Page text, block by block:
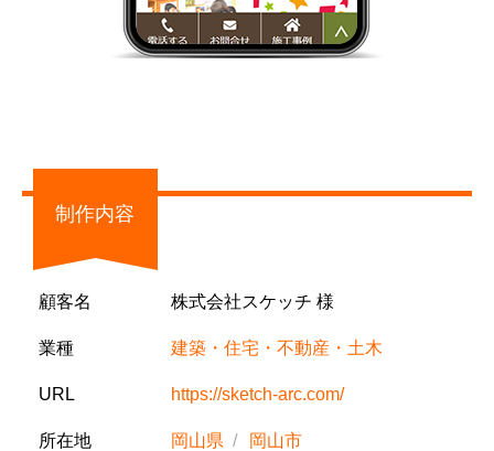
制作内容
顧客名 株式会社スケッチ 様
業種 建築・住宅・不動産・土木
URL https://sketch-arc.com/
所在地 岡山県 岡山市